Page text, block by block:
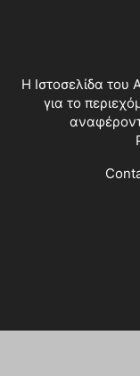
Η Ιστοσελίδα του
για το